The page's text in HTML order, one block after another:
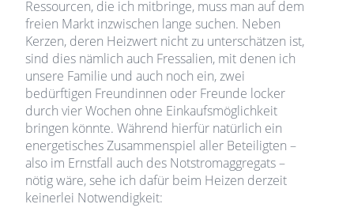
Ressourcen, die ich mitbringe, muss man auf dem
freien Markt inzwischen lange suchen. Neben
Kerzen, deren Heizwert nicht zu unterschätzen ist,
sind dies nämlich auch Fressalien, mit denen ich
unsere Familie und auch noch ein, zwei
bedürftigen Freundinnen oder Freunde locker
durch vier Wochen ohne Einkaufsmöglichkeit
bringen könnte. Während hierfür natürlich ein
energetisches Zusammenspiel aller Beteiligten –
also im Ernstfall auch des Notstromaggregats –
nötig wäre, sehe ich dafür beim Heizen derzeit
keinerlei Notwendigkeit: